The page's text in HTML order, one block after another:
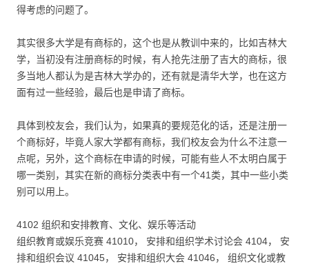
得考虑的问题了。
其实很多大学是有商标的，这个也是从教训中来的，比如吉林大
学，当初没有注册商标的时候，有人抢先注册了吉大的商标，很
多当地人都认为是吉林大学办的，还有就是清华大学，也在这方
面有过一些经验，最后也是申请了商标。
具体到校友会，我们认为，如果真的要规范化的话，还是注册一
个商标好，毕竟人家大学都有商标，我们校友会为什么不注意一
点呢，另外，这个商标在申请的时候，可能有些人不太明白属于
哪一类别，其实在新的商标分类表中有一个41类，其中一些小类
别可以用上。
4102 组织和安排教育、文化、娱乐等活动
组织教育或娱乐竞赛 41010， 安排和组织学术讨论会 4104， 安
排和组织会议 41045， 安排和组织大会 41046， 组织文化或教